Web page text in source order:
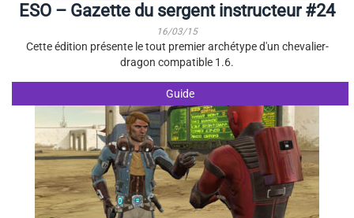
ESO – Gazette du sergent instructeur #24
16/03/15
Cette édition présente le tout premier archétype d'un chevalier-
dragon compatible 1.6.
Guide